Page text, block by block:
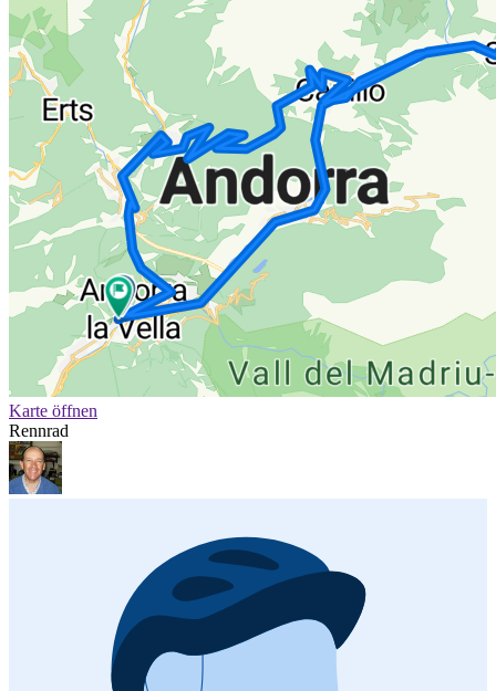
Karte öffnen
Rennrad